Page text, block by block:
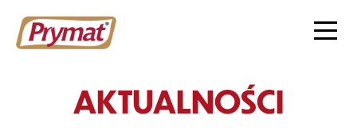
AKTUALNOŚCI